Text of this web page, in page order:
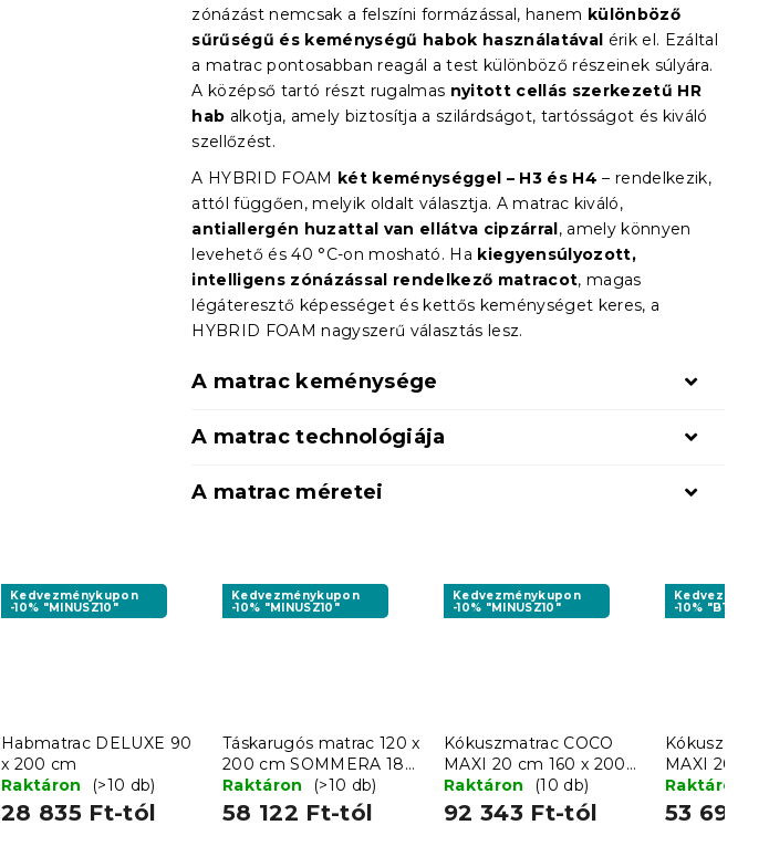
zónázást nemcsak a felszíni formázással, hanem különböző
sűrűségű és keménységű habok használatával érik el. Ezáltal
a matrac pontosabban reagál a test különböző részeinek súlyára.
A középső tartó részt rugalmas nyitott cellás szerkezetű HR
hab alkotja, amely biztosítja a szilárdságot, tartósságot és kiváló
szellőzést.
A HYBRID FOAM két keménységgel – H3 és H4 – rendelkezik,
attól függően, melyik oldalt választja. A matrac kiváló,
antiallergén huzattal van ellátva cipzárral, amely könnyen
levehető és 40 °C-on mosható. Ha kiegyensúlyozott,
intelligens zónázással rendelkező matracot, magas
légáteresztő képességet és kettős keménységet keres, a
HYBRID FOAM nagyszerű választás lesz.
A matrac keménysége
A matrac technológiája
A matrac méretei
Kedvezménykupon
-10% "MINUSZ10"
Habmatrac DELUXE 90
x 200 cm
Raktáron
(>10 db)
28 835 Ft-tól
Kedvezménykupon
-10% "MINUSZ10"
Táskarugós matrac 120 x
200 cm SOMMERA 18
cm
Raktáron (>10 db)
58 122 Ft-tól
Kedvezménykupon
-10% "MINUSZ10"
Kókuszmatrac COCO
MAXI 20 cm 160 x 200
cm
Raktáron (10 db)
92 343 Ft-tól
-10% "BTS10"
Kókusz
MAXI 20
cm
Raktáron
53 696